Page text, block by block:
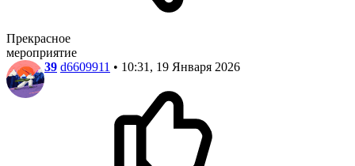
Прекрасное
мероприятие
39 d6609911 • 10:31, 19 Января 2026